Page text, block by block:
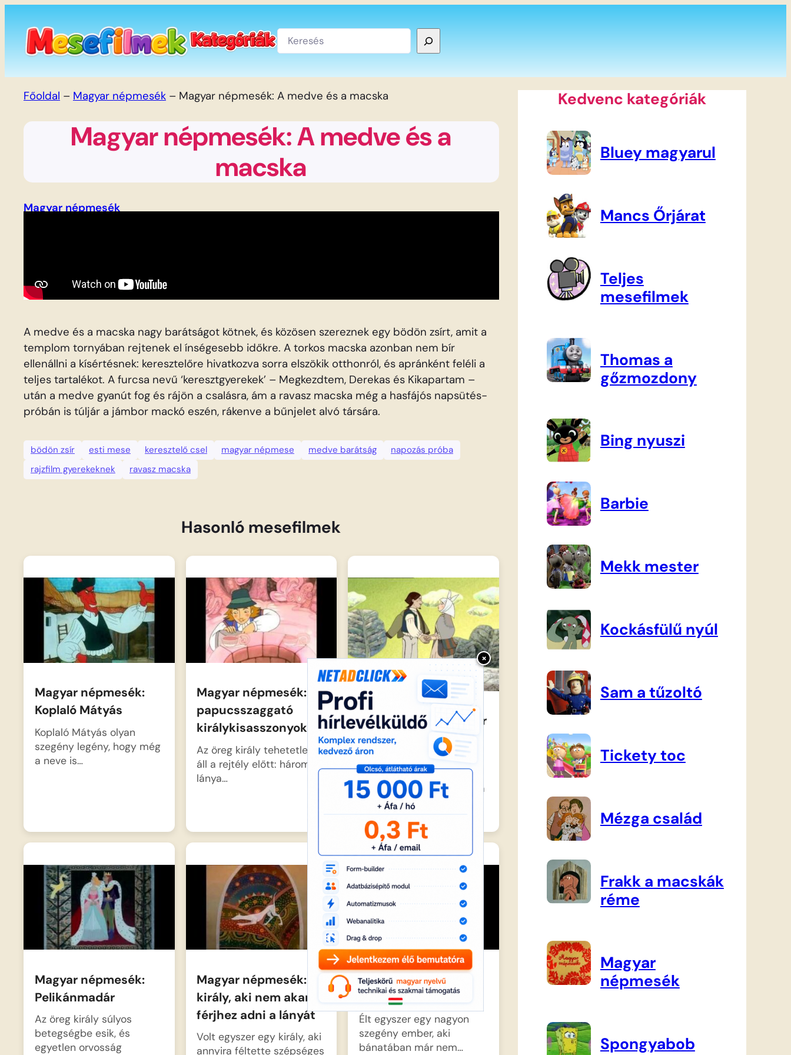
×
tartalomhoz
Keresés
Főoldal – Magyar népmesék – Magyar népmesék: A medve és a macska
Magyar népmesék: A medve és a
macska
Magyar népmesék
A medve és a macska nagy barátságot kötnek, és közösen szereznek egy bödön zsírt, amit a
templom tornyában rejtenek el ínségesebb időkre. A torkos macska azonban nem bír
ellenállni a kísértésnek: keresztelőre hivatkozva sorra elszökik otthonról, és apránként feléli a
teljes tartalékot. A furcsa nevű ‘keresztgyerekek’ – Megkezdtem, Derekas és Kikapartam –
után a medve gyanút fog és rájön a csalásra, ám a ravasz macska még a hasfájós napsütés-
próbán is túljár a jámbor mackó eszén, rákenve a bűnjelet alvó társára.
bödön zsír esti mese keresztelő csel magyar népmese medve barátság
napozás próba
rajzfilm gyerekeknek
ravasz macska
Hasonló mesefilmek
Magyar népmesék:
Koplaló Mátyás
Koplaló Mátyás olyan
szegény legény, hogy még
a neve is…
Magyar népmesék: A
papucsszaggató
királykisasszonyok
Az öreg király tehetetlenül
áll a rejtély előtt: három
lánya…
Nyúlpásztor – Magyar
nepmesek
A szegény juhászbojtár
elindul szerencsét
próbálni, miután meghallja
a hírt,…
Magyar népmesék:
Pelikánmadár
Az öreg király súlyos
betegségbe esik, és
egyetlen orvosság
Magyar népmesék: A
király, aki nem akarja
férjhez adni a lányát
Volt egyszer egy király, aki
annyira féltette szépséges
Magyar Népmesék
Pinko
Élt egyszer egy nagyon
szegény ember, aki
bánatában már nem…
Kedvenc kategóriák
Bluey magyarul
Mancs Őrjárat
Teljes
mesefilmek
Thomas a
gőzmozdony
Bing nyuszi
Barbie
Mekk mester
Kockásfülű nyúl
Sam a tűzoltó
Tickety toc
Mézga család
Frakk a macskák
réme
Magyar
népmesék
Spongyabob